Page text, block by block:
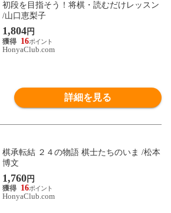
初段を目指そう！将棋・読むだけレッスン
/山口恵梨子
1,804円
16
HonyaClub.com
詳細を見る
棋承転結 ２４の物語 棋士たちのいま /松本
博文
1,760円
16
HonyaClub.com